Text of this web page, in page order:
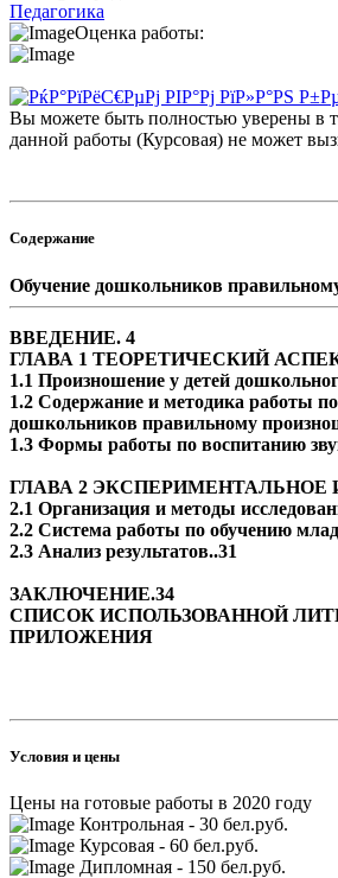
Педагогика
Оценка работы:
Вы можете быть полностью уверены в
данной работы (Курсовая) не может
Содержание
Обучение дошкольников
ВВЕДЕНИЕ. 4
ГЛАВА 1 ТЕОРЕТИЧЕСКИЙ
1.1 Произношение у детей
1.2 Содержание и методика работы
дошкольников правильному
1.3 Формы работы по воспитанию
ГЛАВА 2
2.1 Организация и методы
2.2 Система работы по обучению
2.3 Анализ результатов..31
ЗАКЛЮЧЕНИЕ.34
СПИСОК ИСПОЛЬЗОВАННОЙ
ПРИЛОЖЕНИЯ
Условия и цены
Цены на готовые работы
Контрольная - 30 бел.руб.
Курсовая - 60 бел.руб.
Дипломная - 150 бел.руб.